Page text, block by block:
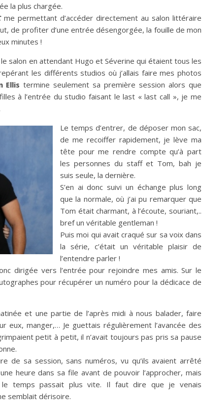
la plus chargée.
me permettant d’accéder directement au salon littéraire
de profiter d’une entrée désengorgée, la fouille de mon
minutes !
le salon en attendant Hugo et Séverine qui étaient tous les
les différents studios où j’allais faire mes photos
Ellis termine seulement sa première session alors que
à l’entrée du studio faisant le last « last call », je me
Le temps d’entrer, de déposer mon sac,
de me recoiffer rapidement, je lève ma
tête pour me rendre compte qu’à part
les personnes du staff et Tom, bah je
suis seule, la dernière.
S’en ai donc suivi un échange plus long
que la normale, où j’ai pu remarquer que
Tom était charmant, à l’écoute, souriant,..
bref un véritable gentleman !
Puis moi qui avait craqué sur sa voix dans
la série, c’était un véritable plaisir de
l’entendre parler !
dirigée vers l’entrée pour rejoindre mes amis. Sur le
pour récupérer un numéro pour la dédicace de
et une partie de l’après midi à nous balader, faire
eux, manger,… Je guettais régulièrement l’avancée des
petit à petit, il n’avait toujours pas pris sa pause
de sa session, sans numéros, vu qu’ils avaient arrêté
heure dans sa file avant de pouvoir l’approcher, mais
le temps passait plus vite. Il faut dire que je venais
semblait dérisoire.